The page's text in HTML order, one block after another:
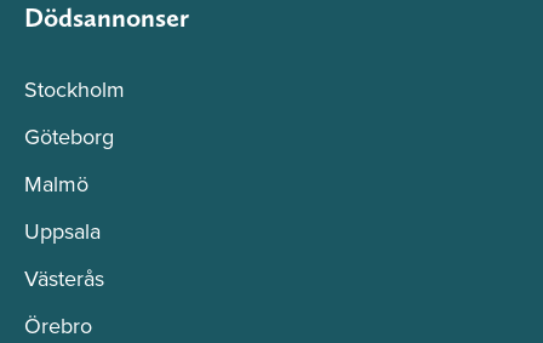
Dödsannonser
Stockholm
Göteborg
Malmö
Uppsala
Västerås
Örebro